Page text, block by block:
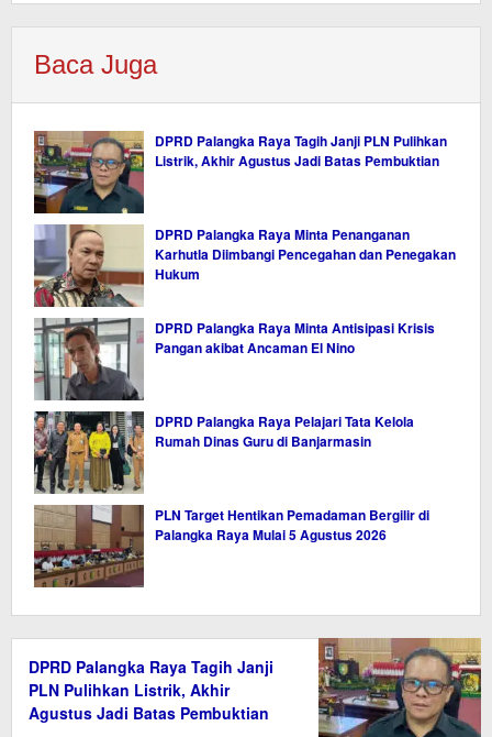
Baca Juga
DPRD Palangka Raya Tagih Janji PLN Pulihkan
Listrik, Akhir Agustus Jadi Batas Pembuktian
DPRD Palangka Raya Minta Penanganan
Karhutla Diimbangi Pencegahan dan Penegakan
Hukum
DPRD Palangka Raya Minta Antisipasi Krisis
Pangan akibat Ancaman El Nino
DPRD Palangka Raya Pelajari Tata Kelola
Rumah Dinas Guru di Banjarmasin
PLN Target Hentikan Pemadaman Bergilir di
Palangka Raya Mulai 5 Agustus 2026
DPRD Palangka Raya Tagih Janji
PLN Pulihkan Listrik, Akhir
Agustus Jadi Batas Pembuktian